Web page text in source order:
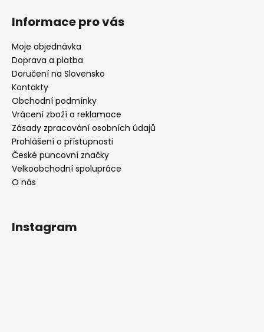
Informace pro vás
Moje objednávka
Doprava a platba
Doručení na Slovensko
Kontakty
Obchodní podmínky
Vrácení zboží a reklamace
Zásady zpracování osobních údajů
Prohlášení o přístupnosti
České puncovní značky
Velkoobchodní spolupráce
O nás
Instagram